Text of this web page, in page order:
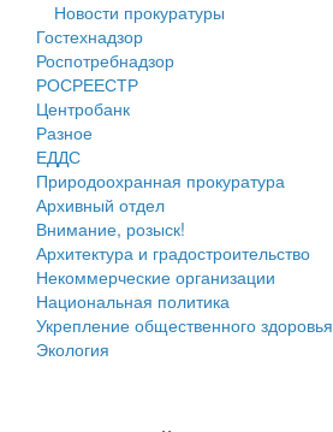
Проекты планировки территории
Собрание депутатов
Городское поселение
Сельские поселения
Новости прокуратуры
Гостехнадзор
Роспотребнадзор
РОСРЕЕСТР
Центробанк
Разное
ЕДДС
Природоохранная прокуратура
Архивный отдел
Внимание, розыск!
Архитектура и градостроительство
Некоммерческие организации
Национальная политика
Укрепление общественного здоровья
Экология